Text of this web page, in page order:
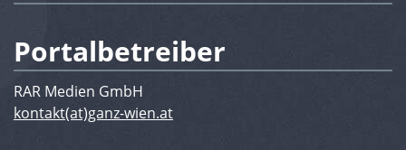
Portalbetreiber
RAR Medien GmbH
kontakt(at)ganz-wien.at